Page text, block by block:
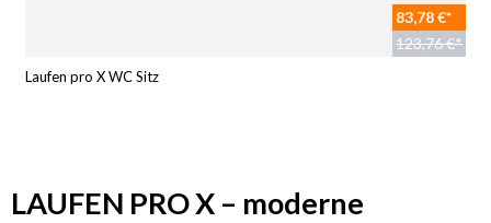
83,78 €*
123,76 €*
Laufen pro X WC Sitz
LAUFEN PRO X – moderne